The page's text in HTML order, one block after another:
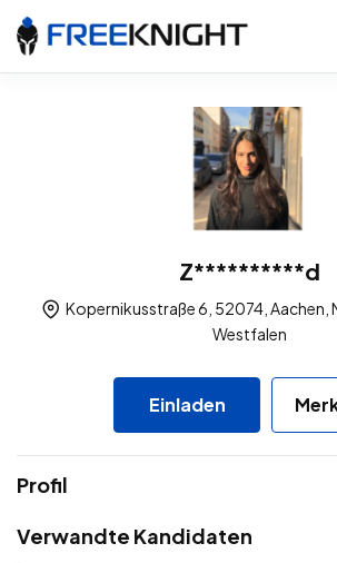
Z**********d
Kopernikusstraße 6, 52074, Aachen,
Westfalen
Einladen
Profil
Verwandte Kandidaten